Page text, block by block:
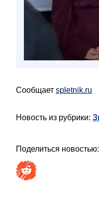
Сообщает spletnik.ru
Новость из рубрики:
Поделиться новостью: